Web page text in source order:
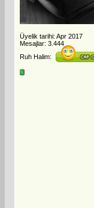
Üyelik tarihi: Apr 2017
Mesajlar: 3.444
Ruh Halim: